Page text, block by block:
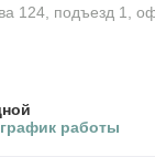
124, подъезд 1,
работы